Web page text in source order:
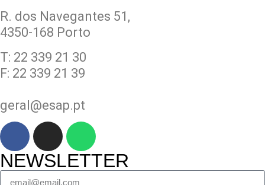
R. dos Navegantes 51,
4350-168 Porto
T: 22 339 21 30
F: 22 339 21 39
geral@esap.pt
NEWSLETTER